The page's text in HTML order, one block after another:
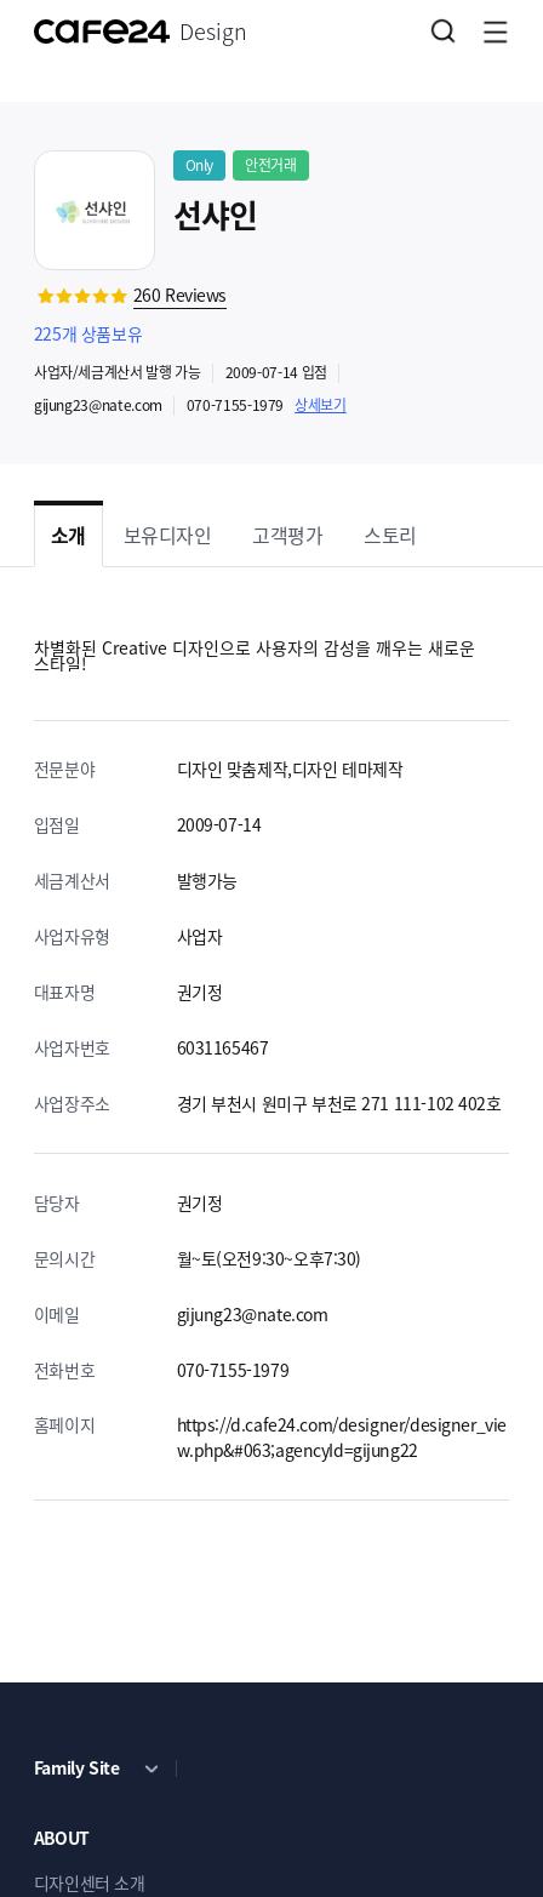
Design
Only 안전거래
선샤인
260 Reviews
225개 상품보유
사업자/세금계산서 발행 가능 2009-07-14입점
gijung23@nate.com
070-7155-1979 상세보기
소개 보유디자인 고객평가 스토리
차별화된 Creative 디자인으로 사용자의 감성을 깨우는 새로운
스타일!
전문분야 디자인 맞춤제작,디자인 테마제작
입점일 2009-07-14
세금계산서 발행가능
사업자유형 사업자
대표자명 권기정
사업자번호 6031165467
사업장주소 경기 부천시 원미구 부천로 271 111-102 402호
담당자 권기정
문의시간 월~토(오전9:30~오후7:30)
이메일 gijung23@nate.com
전화번호 070-7155-1979
홈페이지
https://d.cafe24.com/designer/designer_vie
w.php&#063;agencyId=gijung22
Family Site
ABOUT
디자인센터 소개